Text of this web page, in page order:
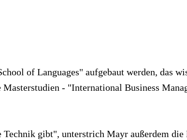
of Languages" aufgebaut werden, das
- "International Business
Technik gibt", unterstrich Mayr außerdem